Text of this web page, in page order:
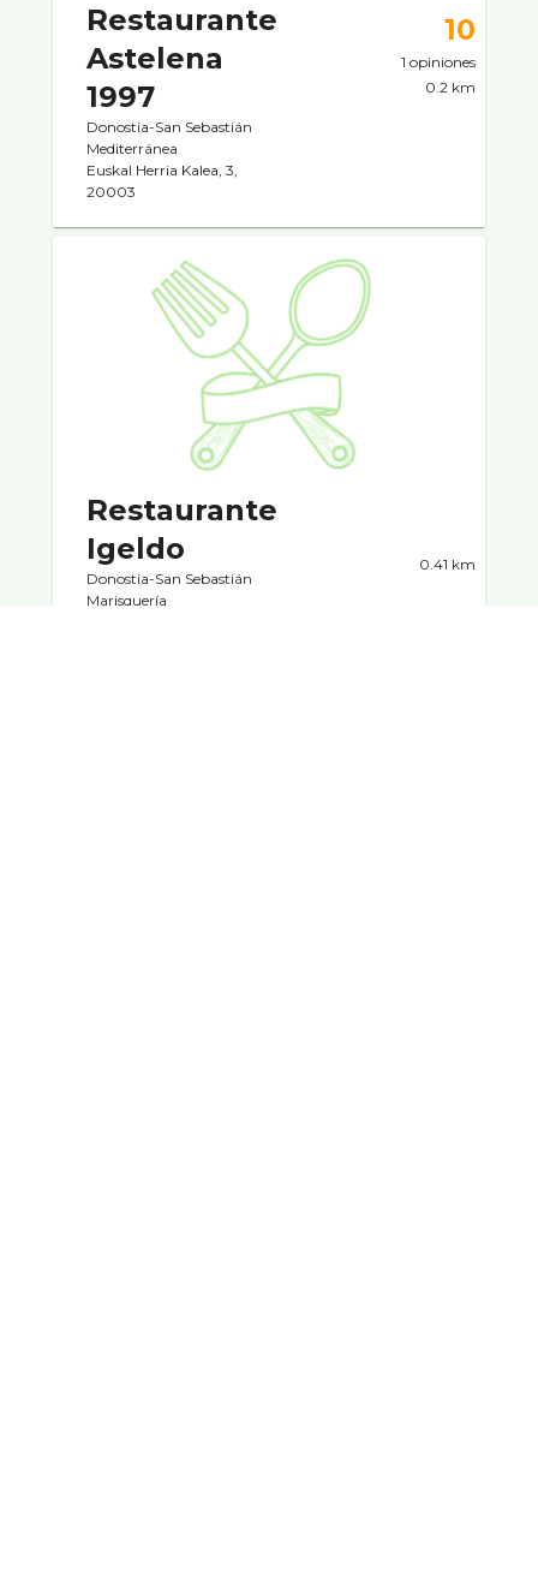
Restaurante
Astelena
1997
Donostia-San Sebastián
Mediterránea
Euskal Herria Kalea, 3,
20003
10
1 opiniones
0.2 km
Restaurante
Igeldo
Donostia-San Sebastián
Marisquerí­a
0.41 km